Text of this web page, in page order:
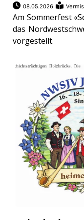
08.05.2026
Am Sommerfest
das
vorgestellt.